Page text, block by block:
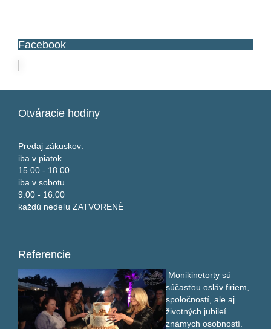
Facebook
Otváracie hodiny
Predaj zákuskov:
iba v piatok
15.00 - 18.00
iba v sobotu
9.00 - 16.00
každú nedeľu ZATVORENÉ
Referencie
Monikinetorty sú
súčasťou osláv firiem,
spoločností, ale aj
životných jubileí
známych osobností.